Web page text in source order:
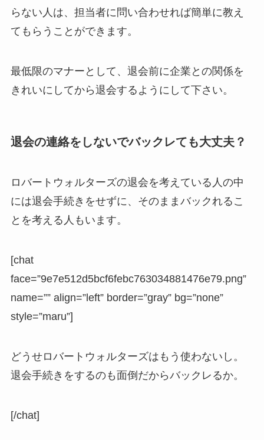
らない人は、担当者に問い合わせれば簡単に教え
てもらうことができます。
最低限のマナーとして、退会前に企業との関係を
きれいにしてから退会するようにして下さい。
退会の連絡をしないでバックレても大丈夫？
ロバートウォルターズの退会を考えている人の中
には退会手続きをせずに、そのままバックれるこ
とを考える人もいます。
[chat
face=”9e7e512d5bcf6febc763034881476e79.png”
name=”” align=”left” border=”gray” bg=”none”
style=”maru”]
どうせロバートウォルターズはもう使わないし。
退会手続きをするのも面倒だからバックレるか。
[/chat]